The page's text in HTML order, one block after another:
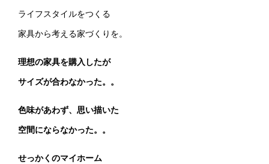
ライフスタイルをつくる
家具から考える家づくりを。
理想の家具を購入したが
サイズが合わなかった。。
色味があわず、思い描いた
空間にならなかった。。
せっかくのマイホーム